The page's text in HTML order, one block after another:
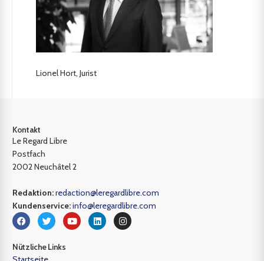
Lionel Hort, Jurist
Kontakt
Le Regard Libre
Postfach
2002 Neuchâtel 2
Redaktion:redaction@leregardlibre.com
Kundenservice:info@leregardlibre.com
Nützliche Links